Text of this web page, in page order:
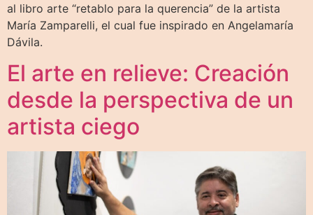
al libro arte “retablo para la querencia” de la artista
María Zamparelli, el cual fue inspirado en Angelamaría
Dávila.
El arte en relieve: Creación
desde la perspectiva de un
artista ciego